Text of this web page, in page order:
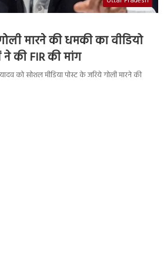
मारने की धमकी का वीडियो
की FIR की मांग
को सोशल मीडिया पोस्ट के जरिये गोली मारने की